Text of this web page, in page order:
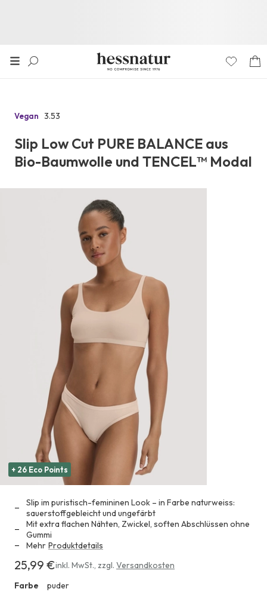
+ 26 Eco Points
Zu
Reviews
3.53
Vegan
Slip Low Cut PURE BALANCE aus
Bio-Baumwolle und TENCEL™ Modal
Slip im puristisch-femininen Look – in Farbe naturweiss:
sauerstoffgebleicht und ungefärbt
Mit extra flachen Nähten, Zwickel, soften Abschlüssen ohne
Gummi
Mehr Produktdetails
Erhältlich
25,99 €
25,99 €inkl. MwSt. zzgl. Versandkosten
Farbe
puder